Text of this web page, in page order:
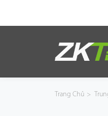
Kiểm Soát Lối Vào Thông Minh
Trang Chủ >